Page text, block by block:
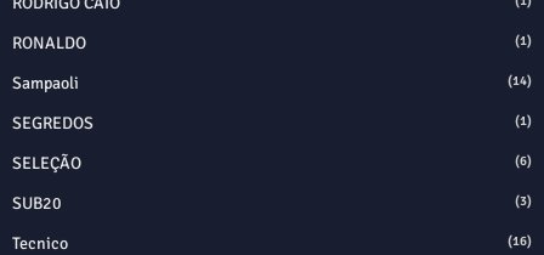
RONALDO (1)
Sampaoli (14)
SEGREDOS (1)
SELEÇÃO (6)
SUB20 (3)
Tecnico (16)